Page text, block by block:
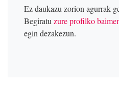
Ez daukazu zorion agurrak
Begiratu zure profilko
egin dezakezun.